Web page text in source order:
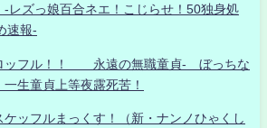
-レズっ娘百合ネエ！こじらせ！50独身処
速報-
ッフル！！ 永遠の無職童貞- ぼっちな
生童貞上等夜露死苦！
ッフルまっくす！（新・ナンノひゃくし